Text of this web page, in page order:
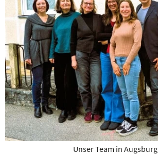
Unser Team in Augsburg